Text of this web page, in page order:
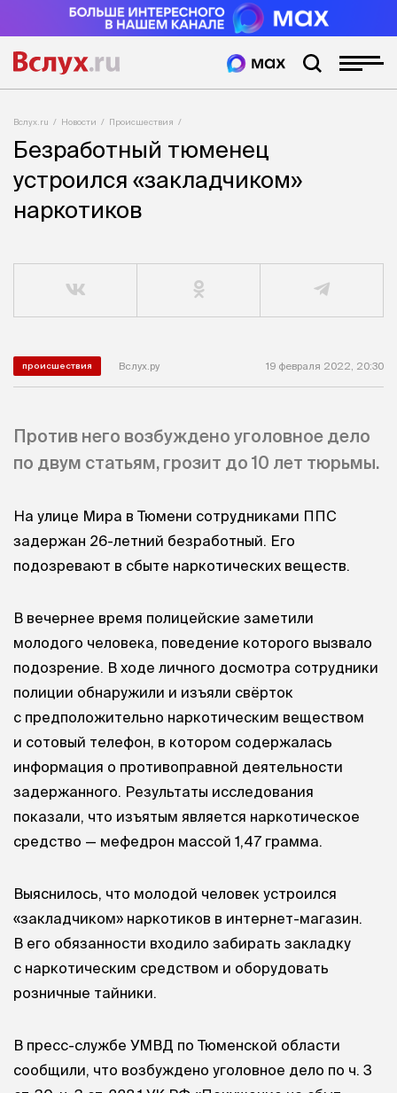
Вслух.ru Новости Происшествия
Безработный тюменец
устроился «закладчиком»
наркотиков
происшествия Вслух.ру 19 февраля 2022, 20:30
Против него возбуждено уголовное дело
по двум статьям, грозит до 10 лет тюрьмы.
На улице Мира в Тюмени сотрудниками ППС
задержан 26-летний безработный. Его
подозревают в сбыте наркотических веществ.
В вечернее время полицейские заметили
молодого человека, поведение которого вызвало
подозрение. В ходе личного досмотра сотрудники
полиции обнаружили и изъяли свёрток
с предположительно наркотическим веществом
и сотовый телефон, в котором содержалась
информация о противоправной деятельности
задержанного. Результаты исследования
показали, что изъятым является наркотическое
средство — мефедрон массой 1,47 грамма.
Выяснилось, что молодой человек устроился
«закладчиком» наркотиков в интернет-магазин.
В его обязанности входило забирать закладку
с наркотическим средством и оборудовать
розничные тайники.
В пресс-службе УМВД по Тюменской области
сообщили, что возбуждено уголовное дело по ч. 3